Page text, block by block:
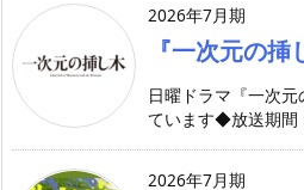
2026年7月期
『一次元の挿
日曜ドラマ『一次
ています◆放送期間
2026年7月期